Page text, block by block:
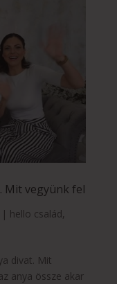
Mit vegyünk fel
| hello család,
divat. Mit
anya össze akar